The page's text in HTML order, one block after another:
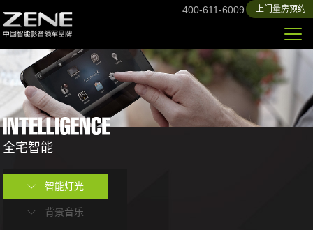
400-611-6009 上门量房预约
全宅智能
智能灯光
背景音乐